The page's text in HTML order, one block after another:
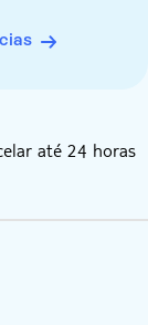
até 24 horas